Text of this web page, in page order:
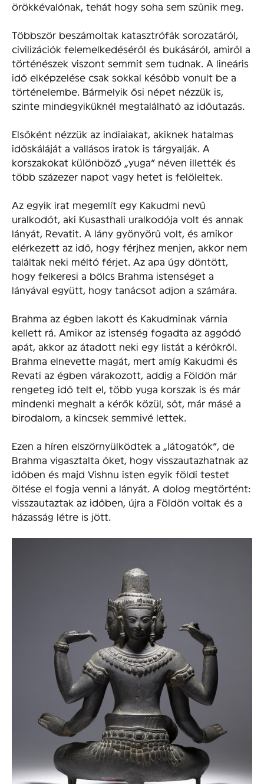
örökkévalónak, tehát hogy soha sem szűnik meg.
Többször beszámoltak katasztrófák sorozatáról,
civilizációk felemelkedéséről és bukásáról, amiről a
történészek viszont semmit sem tudnak. A lineáris
idő elképzelése csak sokkal később vonult be a
történelembe. Bármelyik ősi népet nézzük is,
szinte mindegyiküknél megtalálható az időutazás.
Elsőként nézzük az indiaiakat, akiknek hatalmas
időskáláját a vallásos iratok is tárgyalják. A
korszakokat különböző „yuga” néven illették és
több százezer napot vagy hetet is felöleltek.
Az egyik irat megemlít egy Kakudmi nevű
uralkodót, aki Kusasthali uralkodója volt és annak
lányát, Revatit. A lány gyönyörű volt, és amikor
elérkezett az idő, hogy férjhez menjen, akkor nem
találtak neki méltó férjet. Az apa úgy döntött,
hogy felkeresi a bölcs Brahma istenséget a
lányával együtt, hogy tanácsot adjon a számára.
Brahma az égben lakott és Kakudminak várnia
kellett rá. Amikor az istenség fogadta az aggódó
apát, akkor az átadott neki egy listát a kérőkről.
Brahma elnevette magát, mert amíg Kakudmi és
Revati az égben várakozott, addig a Földön már
rengeteg idő telt el, több yuga korszak is és már
mindenki meghalt a kérők közül, sőt, már másé a
birodalom, a kincsek semmivé lettek.
Ezen a híren elszörnyülködtek a „látogatók”, de
Brahma vigasztalta őket, hogy visszautazhatnak az
időben és majd Vishnu isten egyik földi testet
öltése el fogja venni a lányát. A dolog megtörtént:
visszautaztak az időben, újra a Földön voltak és a
házasság létre is jött.